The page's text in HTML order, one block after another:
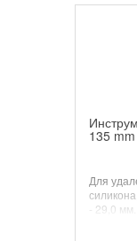
135
Для
- 29,0